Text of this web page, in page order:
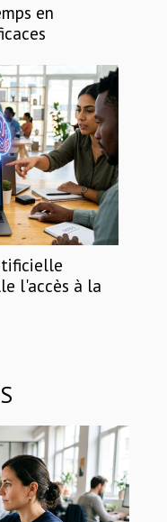
en
l'accès à la